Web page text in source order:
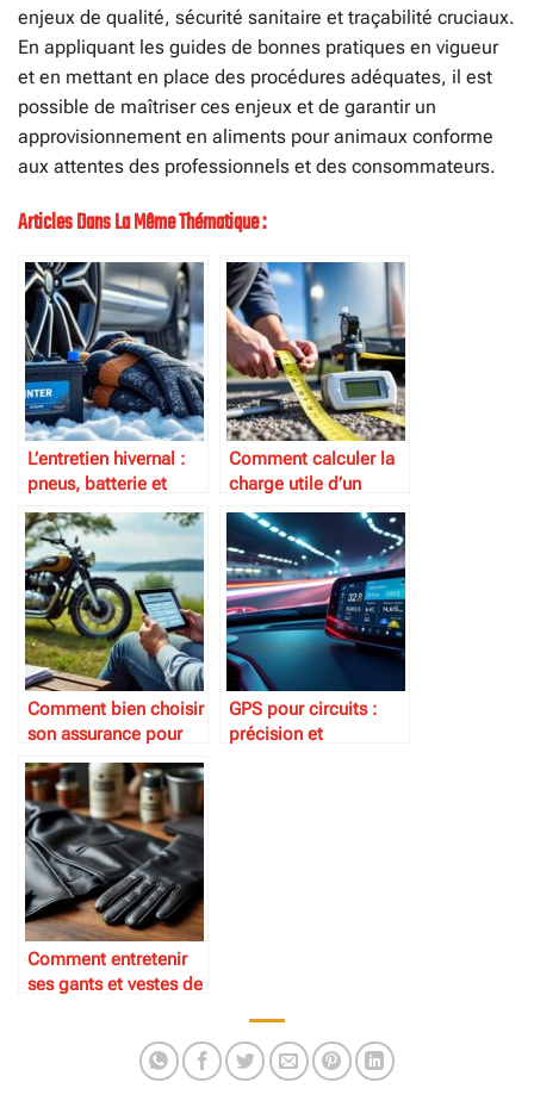
enjeux de qualité, sécurité sanitaire et traçabilité cruciaux.
En appliquant les guides de bonnes pratiques en vigueur
et en mettant en place des procédures adéquates, il est
possible de maîtriser ces enjeux et de garantir un
approvisionnement en aliments pour animaux conforme
aux attentes des professionnels et des consommateurs.
Articles Dans La Même Thématique :
L’entretien hivernal :
pneus, batterie et
protection
Comment calculer la
charge utile d’un
attelage
Comment bien choisir
son assurance pour
moto de collection
GPS pour circuits :
précision et
Comment entretenir
ses gants et vestes de